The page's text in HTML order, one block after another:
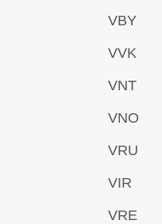
VBY
VVK
VNT
VNO
VRU
VIR
VRE